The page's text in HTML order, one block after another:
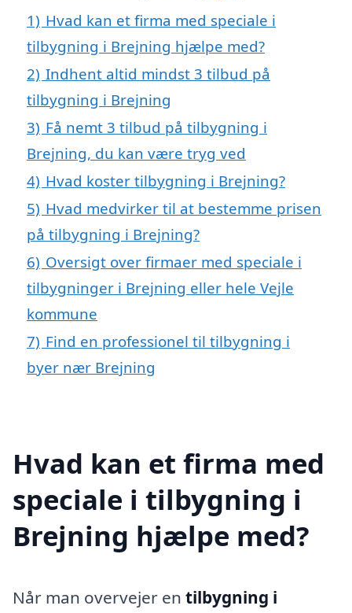
1) Hvad kan et firma med speciale i
tilbygning i Brejning hjælpe med?
2) Indhent altid mindst 3 tilbud på
tilbygning i Brejning
3) Få nemt 3 tilbud på tilbygning i
Brejning, du kan være tryg ved
4) Hvad koster tilbygning i Brejning?
5) Hvad medvirker til at bestemme prisen
på tilbygning i Brejning?
6) Oversigt over firmaer med speciale i
tilbygninger i Brejning eller hele Vejle
kommune
7) Find en professionel til tilbygning i
byer nær Brejning
Hvad kan et firma med
speciale i tilbygning i
Brejning hjælpe med?
Når man overvejer en tilbygning i